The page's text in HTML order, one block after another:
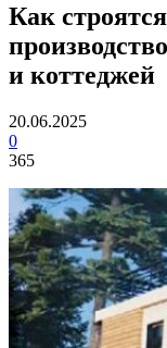
Как
и коттеджей
20.06.2025
0
365